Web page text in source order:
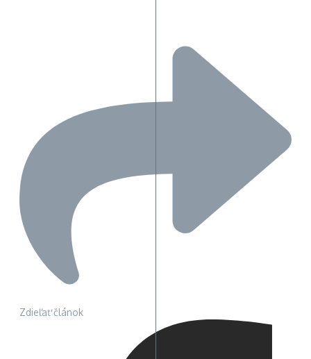
Zdieľať článok